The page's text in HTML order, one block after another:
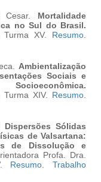
Cesar. Mortalidade
no Sul do Brasil.
XV. Resumo.
Ambientalização
Sociais e
XIV. Resumo.
Dispersões Sólidas
de Valsartana:
de Dissolução e
Profa. Dra.
Resumo.Trabalho